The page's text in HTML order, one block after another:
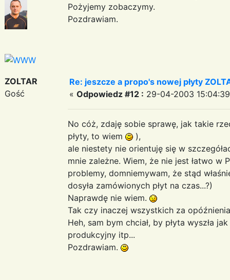
Pożyjemy zobaczymy.
Pozdrawiam.
ZOLTAR
Gość
Re: jeszcze a propo's nowej płyty
« Odpowiedz #12 : 29-04-2003
No cóż, zdaję sobie sprawę, jak takie
płyty, to wiem
),
ale niestety nie orientuję się w
mnie zależne. Wiem, że nie jest łatwo
problemy, domniemywam, że stąd
dosyła zamówionych płyt na czas...?)
Naprawdę nie wiem.
Tak czy inaczej wszystkich za
Heh, sam bym chciał, by płyta wyszła
produkcyjny itp...
Pozdrawiam.